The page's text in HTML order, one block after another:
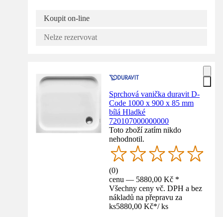
Koupit on-line
Nelze rezervovat
Sprchová vanička duravit D-
Code 1000 x 900 x 85 mm
bílá Hladké
720107000000000
Toto zboží zatím nikdo
nehodnotil.
(0)
cenu — 5880,00 Kč *
Všechny ceny vč. DPH a bez
nákladů na přepravu za
ks5880,00 Kč*/ ks